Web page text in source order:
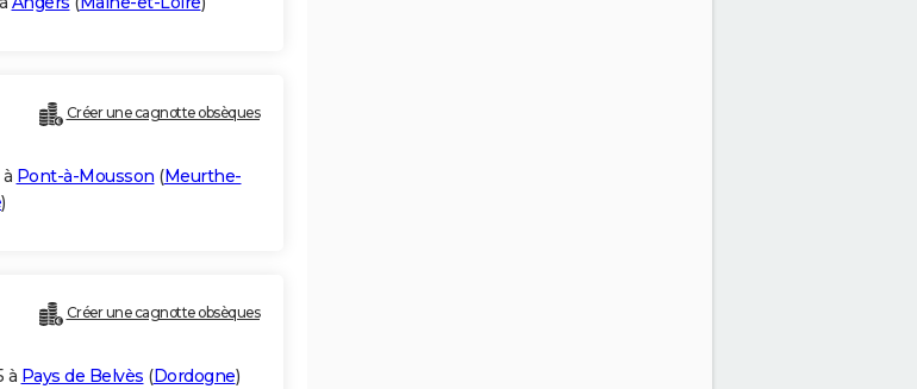
Créer une cagnotte obsèques
Pont-à-Mousson (Meurthe-
)
Créer une cagnotte obsèques
à Pays de Belvès (Dordogne)